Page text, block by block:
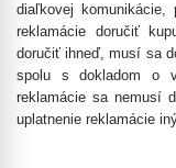
diaľkovej komunikácie,
reklamácie doručiť
doručiť ihneď, musí sa
spolu s dokladom o
reklamácie sa nemusí
uplatnenie reklamácie